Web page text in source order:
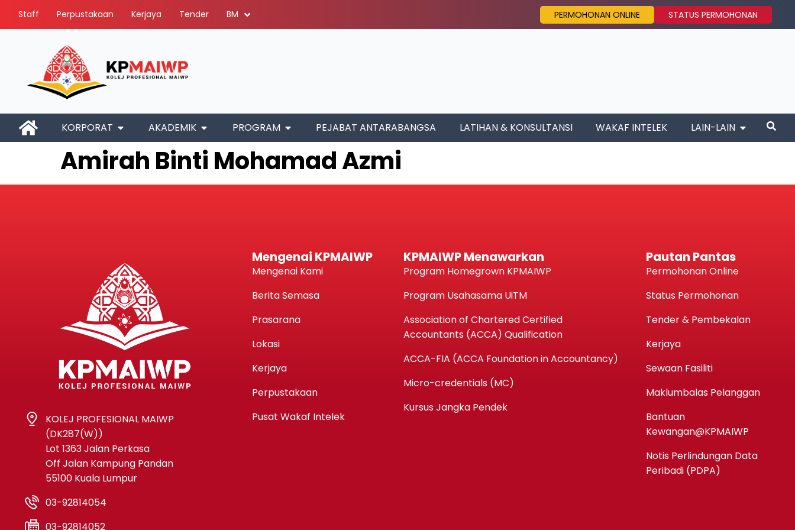
Staff Perpustakaan Kerjaya Tender BM PERMOHONAN ONLINE STATUS PERMOHONAN
KORPORAT AKADEMIK PROGRAM PEJABAT ANTARABANGSA LATIHAN & KONSULTANSI WAKAF INTELEK LAIN-LAIN
Amirah Binti Mohamad Azmi
KOLEJ PROFESIONAL MAIWP
(DK287(W))
Lot 1363 Jalan Perkasa
Off Jalan Kampung Pandan
55100 Kuala Lumpur
03-92814054
03-92814052
Mengenai KPMAIWP
Mengenai Kami
Berita Semasa
Prasarana
Lokasi
Kerjaya
Perpustakaan
Pusat Wakaf Intelek
KPMAIWP Menawarkan
Program Homegrown KPMAIWP
Program Usahasama UiTM
Association of Chartered Certified
Accountants (ACCA) Qualification
ACCA-FIA (ACCA Foundation in Accountancy)
Micro-credentials (MC)
Kursus Jangka Pendek
Pautan Pantas
Permohonan Online
Status Permohonan
Tender & Pembekalan
Kerjaya
Sewaan Fasiliti
Maklumbalas Pelanggan
Bantuan
Kewangan@KPMAIWP
Notis Perlindungan Data
Peribadi (PDPA)